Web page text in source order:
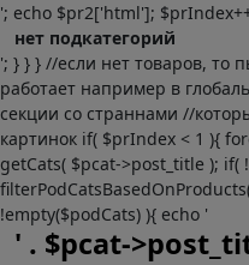
'; echo $pr2['html'];
нет подкатегорий
'; } } } //если нет товаров, то
работает например в
секции со страннами //
картинок if( $prIndex < 1 ){
getCats( $pcat->post_title ); if(
!empty($podCats) ){ echo '
' . $pcat-